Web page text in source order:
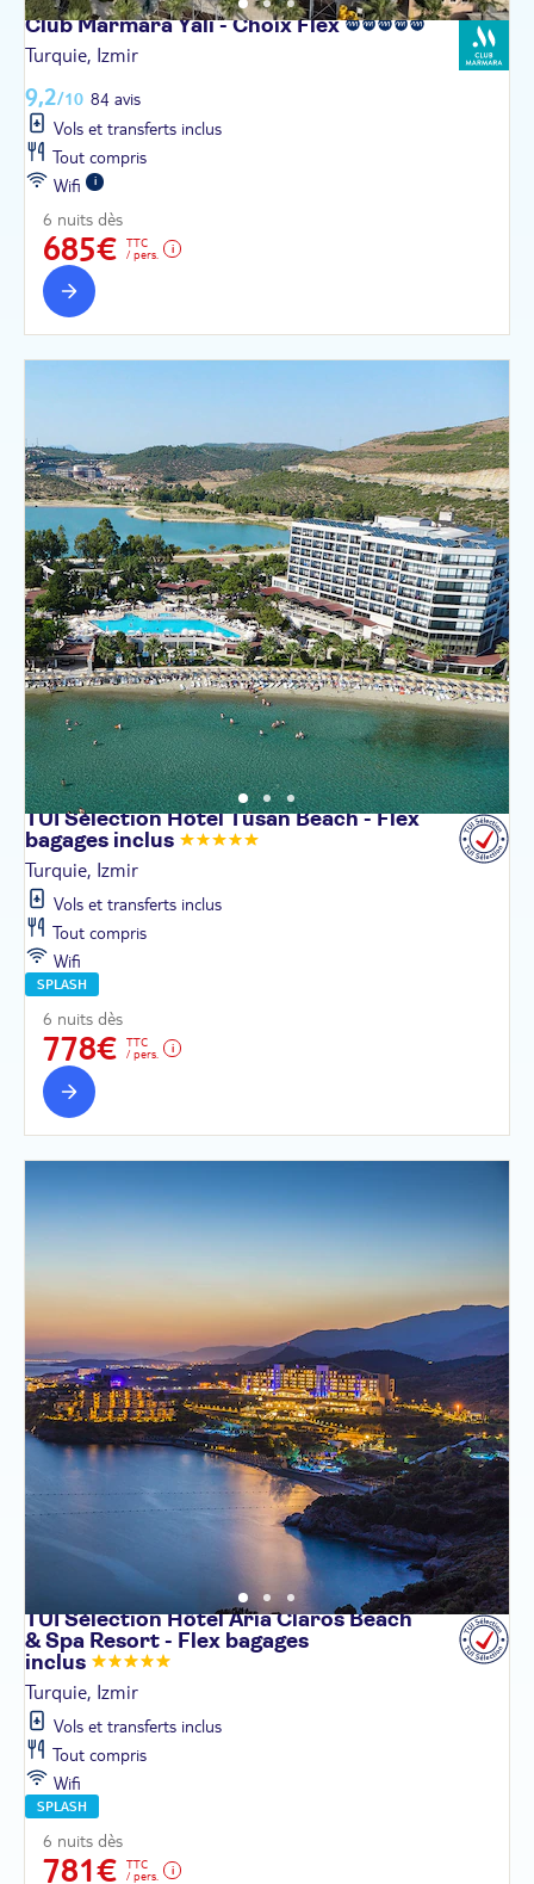
Club Marmara Yali - ChoixFlex
Turquie, Izmir
9,2/10 84 avis
Vols et transferts inclus
Tout compris
Wifi
6 nuits dès
685€
TTC
/ pers.
TUI Sélection Hôtel Tusan Beach - Flex
bagages inclus
Turquie, Izmir
Vols et transferts inclus
Tout compris
Wifi
SPLASH
6 nuits dès
778€
TTC
/ pers.
TUI Sélection Hôtel Aria Claros Beach
& Spa Resort - Flex bagages
inclus
Turquie, Izmir
Vols et transferts inclus
Tout compris
Wifi
SPLASH
6 nuits dès
781€
TTC
/ pers.